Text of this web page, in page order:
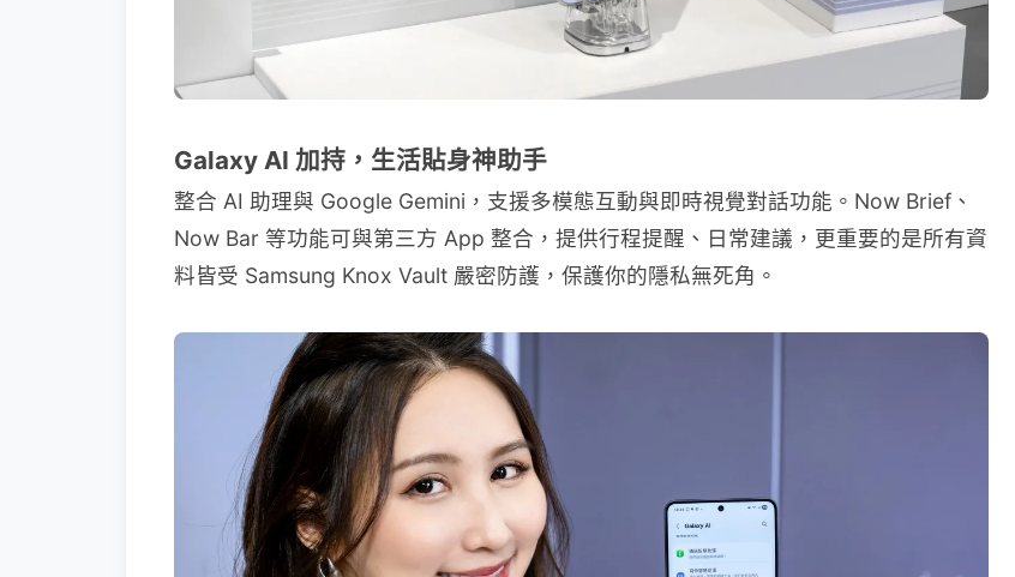
Galaxy AI 加持，生活貼身神助手
整合 AI 助理與 Google Gemini，支援多模態互動與即時視覺對話功能。Now Brief、
Now Bar 等功能可與第三方 App 整合，提供行程提醒、日常建議，更重要的是所有資
料皆受 Samsung Knox Vault 嚴密防護，保護你的隱私無死角。